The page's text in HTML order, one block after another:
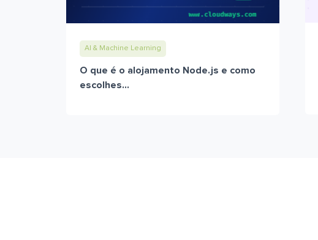
AI & Machine Learning
O que é o alojamento Node.js e como
escolhes...